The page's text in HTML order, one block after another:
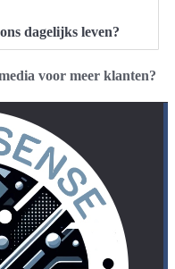
dagelijks leven?
voor meer klanten?